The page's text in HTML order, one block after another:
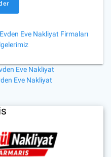
Eve Nakliyat Firmaları
Eve Nakliyat
Eve Nakliyat